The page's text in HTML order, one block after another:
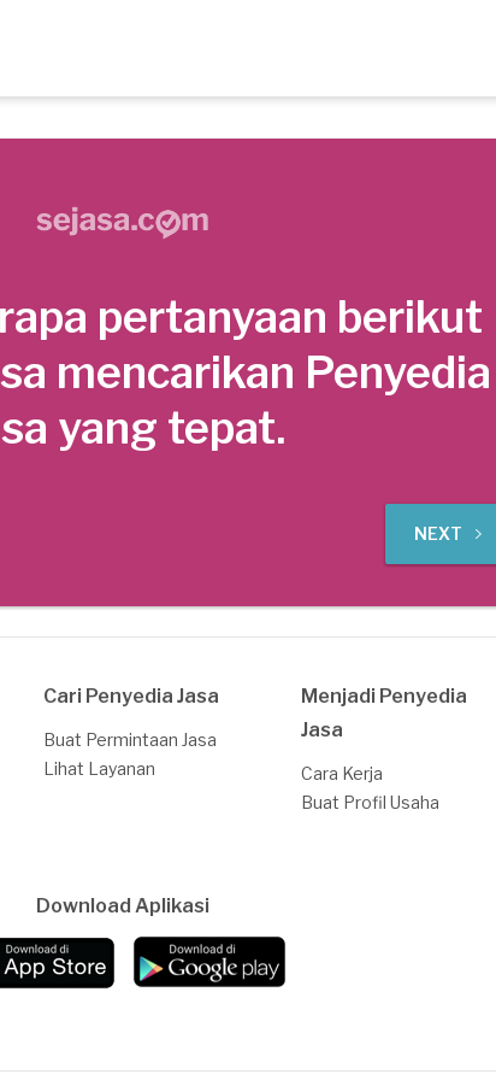
pertanyaan berikut
mencarikan Penyedia
yang tepat.
NEXT
Cari Penyedia Jasa
Buat Permintaan Jasa
Lihat Layanan
Menjadi Penyedia
Jasa
Cara Kerja
Buat Profil Usaha
Download Aplikasi